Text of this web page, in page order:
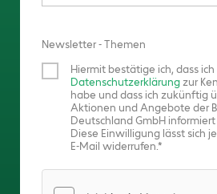
Newsletter - Themen
Hiermit bestätige ich, dass ich
Datenschutzerklärungzur
habe und dass ich zukünftig
Aktionen und Angebote der
Deutschland GmbH
Diese Einwilligung lässt sich
E-Mail widerrufen.